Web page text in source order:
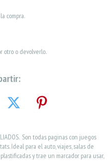
compra.
otro o devolverlo.
Son todas paginas con juegos
Ideal para el auto, viajes, salas de
y trae un marcador para usar,